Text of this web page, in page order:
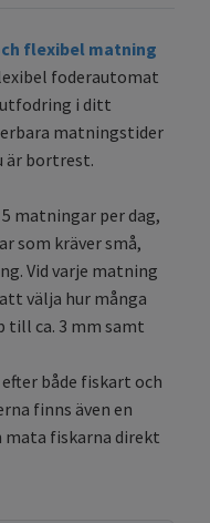
flexibel matning
foderautomat
i ditt
matningstider
är bortrest.
matningar per dag,
som kräver små,
Vid varje matning
välja hur många
till ca. 3 mm samt
både fiskart och
finns även en
fiskarna direkt